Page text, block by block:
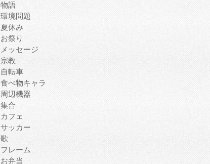
物語
環境問題
夏休み
お祭り
メッセージ
宗教
自転車
食べ物キャラ
周辺機器
集合
カフェ
サッカー
歌
フレーム
お弁当